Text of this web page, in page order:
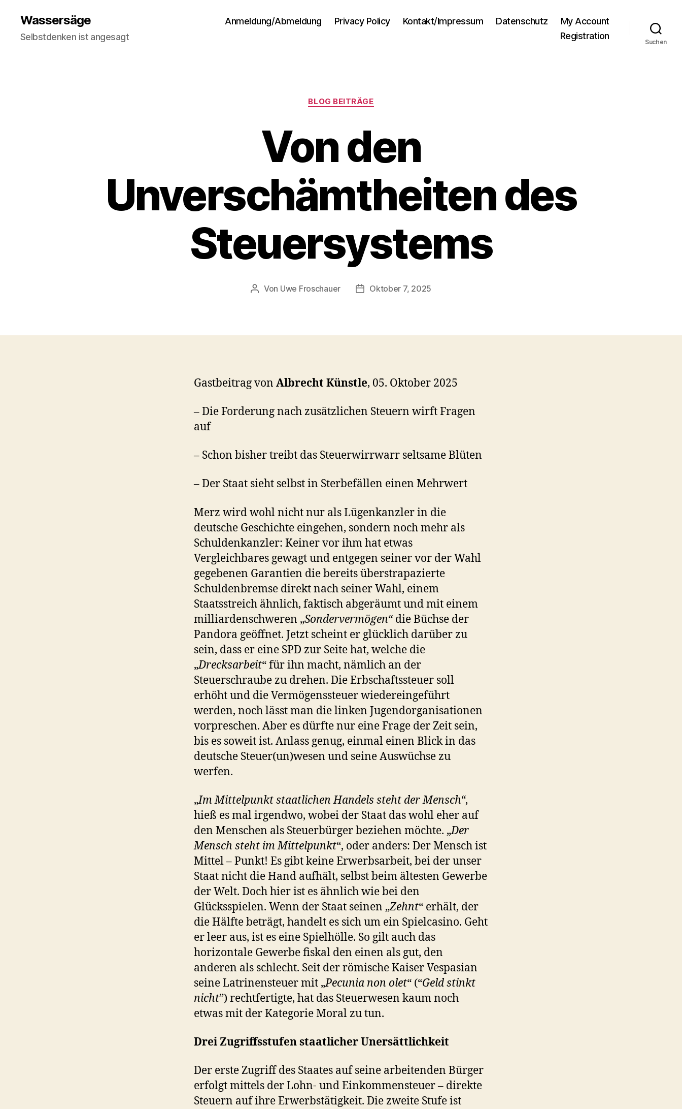
Wassersäge
Selbstdenken ist angesagt
Anmeldung/Abmeldung Privacy Policy Kontakt/Impressum Datenschutz
My Account
Registration
Suchen
Kategorien
BLOG BEITRÄGE
Von den
Unverschämtheiten des
Steuersystems
Beitragsautor
Von Uwe Froschauer Beitragsdatum
Oktober 7, 2025
Gastbeitrag von Albrecht Künstle, 05. Oktober 2025
– Die Forderung nach zusätzlichen Steuern wirft Fragen
auf
– Schon bisher treibt das Steuerwirrwarr seltsame Blüten
– Der Staat sieht selbst in Sterbefällen einen Mehrwert
Merz wird wohl nicht nur als Lügenkanzler in die
deutsche Geschichte eingehen, sondern noch mehr als
Schuldenkanzler: Keiner vor ihm hat etwas
Vergleichbares gewagt und entgegen seiner vor der Wahl
gegebenen Garantien die bereits überstrapazierte
Schuldenbremse direkt nach seiner Wahl, einem
Staatsstreich ähnlich, faktisch abgeräumt und mit einem
milliardenschweren „Sondervermögen“ die Büchse der
Pandora geöffnet. Jetzt scheint er glücklich darüber zu
sein, dass er eine SPD zur Seite hat, welche die
„Drecksarbeit“ für ihn macht, nämlich an der
Steuerschraube zu drehen. Die Erbschaftssteuer soll
erhöht und die Vermögenssteuer wiedereingeführt
werden, noch lässt man die linken Jugendorganisationen
vorpreschen. Aber es dürfte nur eine Frage der Zeit sein,
bis es soweit ist. Anlass genug, einmal einen Blick in das
deutsche Steuer(un)wesen und seine Auswüchse zu
werfen.
„Im Mittelpunkt staatlichen Handels steht der Mensch“,
hieß es mal irgendwo, wobei der Staat das wohl eher auf
den Menschen als Steuerbürger beziehen möchte. „Der
Mensch steht im Mittelpunkt“, oder anders: Der Mensch ist
Mittel – Punkt! Es gibt keine Erwerbsarbeit, bei der unser
Staat nicht die Hand aufhält, selbst beim ältesten Gewerbe
der Welt. Doch hier ist es ähnlich wie bei den
Glücksspielen. Wenn der Staat seinen „Zehnt“ erhält, der
die Hälfte beträgt, handelt es sich um ein Spielcasino. Geht
er leer aus, ist es eine Spielhölle. So gilt auch das
horizontale Gewerbe fiskal den einen als gut, den
anderen als schlecht. Seit der römische Kaiser Vespasian
seine Latrinensteuer mit „Pecunia non olet“ (“Geld stinkt
nicht”) rechtfertigte, hat das Steuerwesen kaum noch
etwas mit der Kategorie Moral zu tun.
Drei Zugriffsstufen staatlicher Unersättlichkeit
Der erste Zugriff des Staates auf seine arbeitenden Bürger
erfolgt mittels der Lohn- und Einkommensteuer – direkte
Steuern auf ihre Erwerbstätigkeit. Die zweite Stufe ist